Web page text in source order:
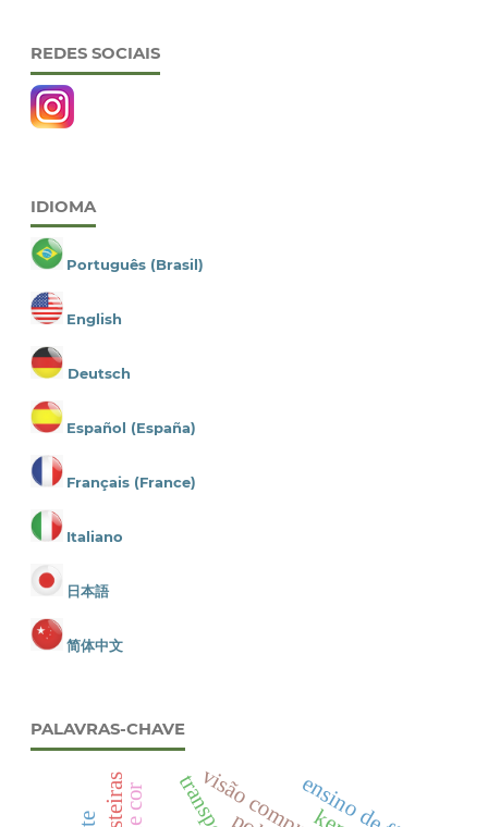
REDES SOCIAIS
IDIOMA
Português (Brasil)
English
Deutsch
Español (España)
Français (France)
Italiano
日本語
简体中文
PALAVRAS-CHAVE